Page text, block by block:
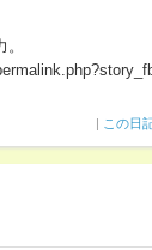
| この日